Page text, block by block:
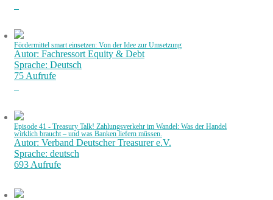
Fördermittel smart einsetzen: Von der Idee zur Umsetzung
Autor: Fachressort Equity & Debt
Sprache: Deutsch
75 Aufrufe
Episode 41 - Treasury Talk! Zahlungsverkehr im Wandel: Was der Handel
wirklich braucht – und was Banken liefern müssen.
Autor: Verband Deutscher Treasurer e.V.
Sprache: deutsch
693 Aufrufe